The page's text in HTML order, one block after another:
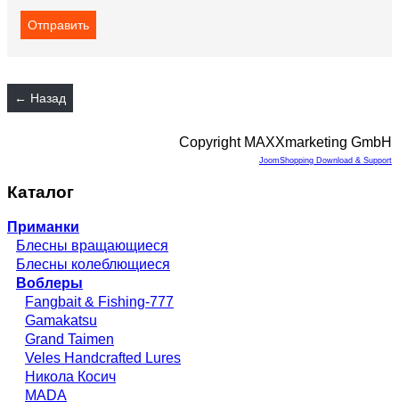
Copyright MAXXmarketing GmbH
JoomShopping Download & Support
Каталог
Приманки
Блесны вращающиеся
Блесны колеблющиеся
Воблеры
Fangbait & Fishing-777
Gamakatsu
Grand Taimen
Veles Handcrafted Lures
Никола Косич
MADA